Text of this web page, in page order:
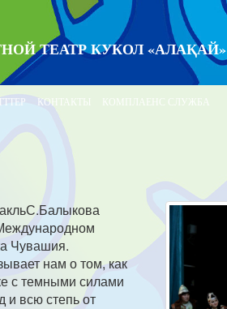
ТЕАТР КУКОЛ «АЛАҚАЙ»
КОНТАКТЫ КОМПЛАЕНС СЛУЖБА
Чувашия.
нам о том, как
с темными силами
и всю степь от